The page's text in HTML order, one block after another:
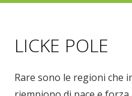
LICKE POLE
Rare sono le regioni che